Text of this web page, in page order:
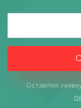
Оставляя